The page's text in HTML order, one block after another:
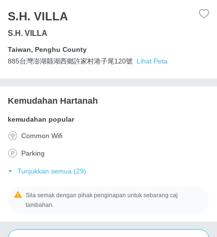
S.H. VILLA
S.H. VILLA
Taiwan, Penghu County
885台灣澎湖縣湖西鄉許家村港子尾120號
Lihat Peta
Kemudahan Hartanah
kemudahan popular
Common Wifi
Parking
Tunjukkan semua (29)
Sila semak dengan pihak penginapan untuk sebarang caj
tambahan.